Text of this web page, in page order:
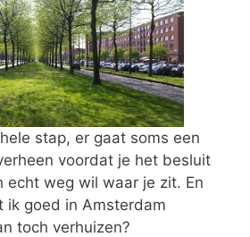
stap, er gaat soms een
voordat je het besluit
echt weg wil waar je zit. En
ik goed in Amsterdam
toch verhuizen?